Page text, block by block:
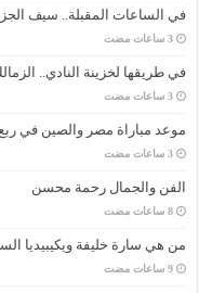
في الساعات المقبلة.. سيف
‏3 ساعات مضت
في طريقها لخزينة النادي..
‏3 ساعات مضت
موعد مباراة مصر والصين في ربع
‏3 ساعات مضت
الفن والجمال رحمة محسن
‏8 ساعات مضت
من هي سارة خليفة ويكيبيديا
‏9 ساعات مضت